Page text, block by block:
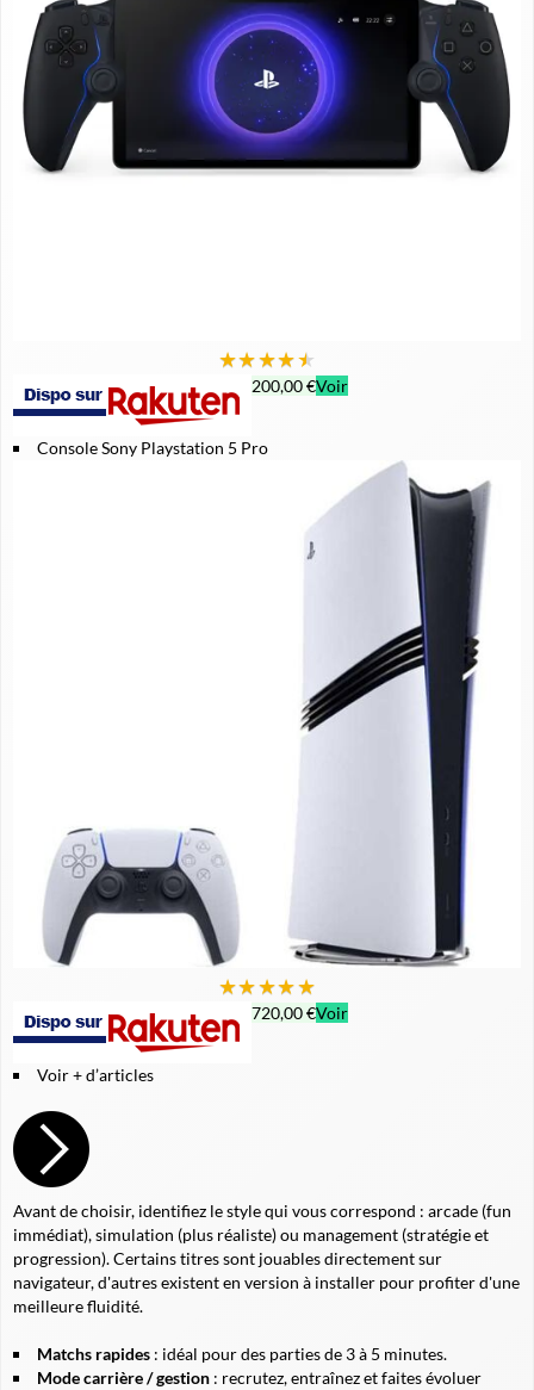
★★★★★
200,00 €Voir
Console Sony Playstation 5 Pro
★★★★★
720,00 €Voir
Voir + d’articles
Avant de choisir, identifiez le style qui vous correspond : arcade (fun
immédiat),simulation (plus réaliste) ou management (stratégie et
progression). Certains titres sont jouables directement sur
navigateur, d'autres existent en version à installer pour profiter d'une
meilleure fluidité.
Matchs rapides : idéal pour des parties de 3 à 5 minutes.
Mode carrière / gestion : recrutez, entraînez et faites évoluer